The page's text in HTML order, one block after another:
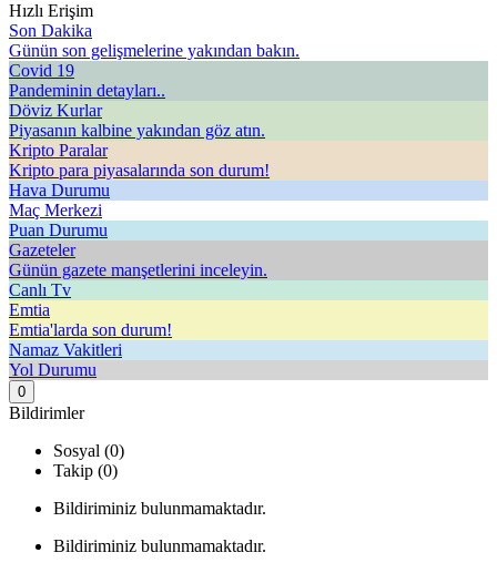
Hızlı Erişim
Son Dakika
Günün son gelişmelerine yakından bakın.
Covid 19
Pandeminin detayları..
Döviz Kurlar
Piyasanın kalbine yakından göz atın.
Kripto Paralar
Kripto para piyasalarında son durum!
Hava Durumu
Maç Merkezi
Puan Durumu
Gazeteler
Günün gazete manşetlerini inceleyin.
Canlı Tv
Emtia
Emtia'larda son durum!
Namaz Vakitleri
Yol Durumu
0
Bildirimler
Sosyal (0)
Takip (0)
Bildiriminiz bulunmamaktadır.
Bildiriminiz bulunmamaktadır.